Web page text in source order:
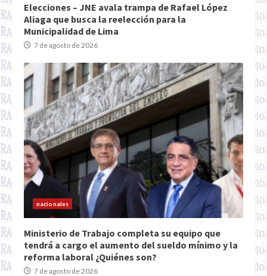
Elecciones – JNE avala trampa de Rafael López
Aliaga que busca la reelección para la
Municipalidad de Lima
7 de agosto de 2026
nacionales
Ministerio de Trabajo completa su equipo que
tendrá a cargo el aumento del sueldo mínimo y la
reforma laboral ¿Quiénes son?
7 de agosto de 2026